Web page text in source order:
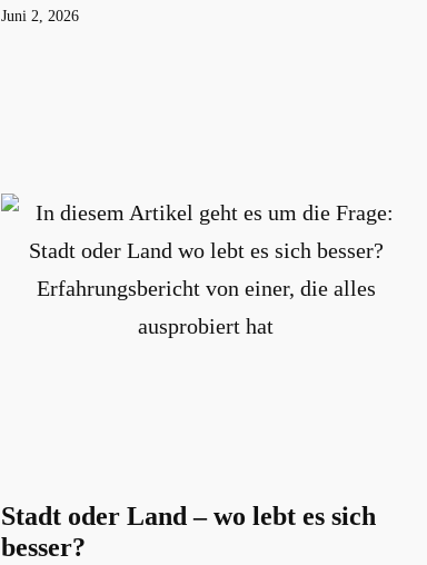
Veröffentlicht
Juni 2, 2026
Stadt oder Land – wo lebt es sich
besser?